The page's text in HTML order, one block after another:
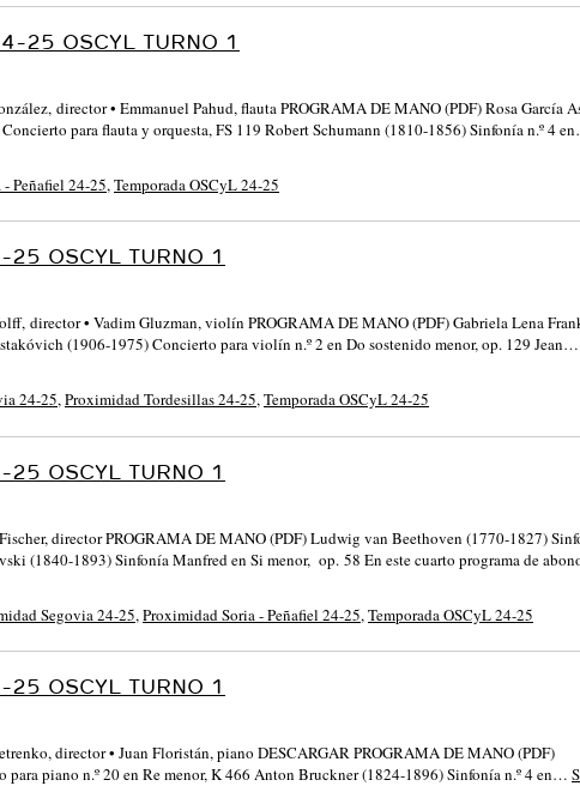
25 OSCYL TURNO 1
director • Emmanuel Pahud, flauta PROGRAMA DE MANO (PDF) Rosa García
para flauta y orquesta, FS 119 Robert Schumann (1810-1856) Sinfonía n.º 4
Peñafiel 24-25, Temporada OSCyL 24-25
25 OSCYL TURNO 1
director • Vadim Gluzman, violín PROGRAMA DE MANO (PDF) Gabriela Lena
(1906-1975) Concierto para violín n.º 2 en Do sostenido menor, op. 129 Jean…
24-25,Proximidad Tordesillas 24-25,Temporada OSCyL 24-25
25 OSCYL TURNO 1
director PROGRAMA DE MANO (PDF) Ludwig van Beethoven (1770-1827)
(1840-1893) Sinfonía Manfred en Si menor, op. 58 En este cuarto programa de
Segovia 24-25, Proximidad Soria - Peñafiel 24-25, Temporada OSCyL 24-25
25 OSCYL TURNO 1
director • Juan Floristán, piano DESCARGAR PROGRAMA DE MANO (PDF)
piano n.º 20 en Re menor, K 466 Anton Bruckner (1824-1896) Sinfonía n.º 4 en…